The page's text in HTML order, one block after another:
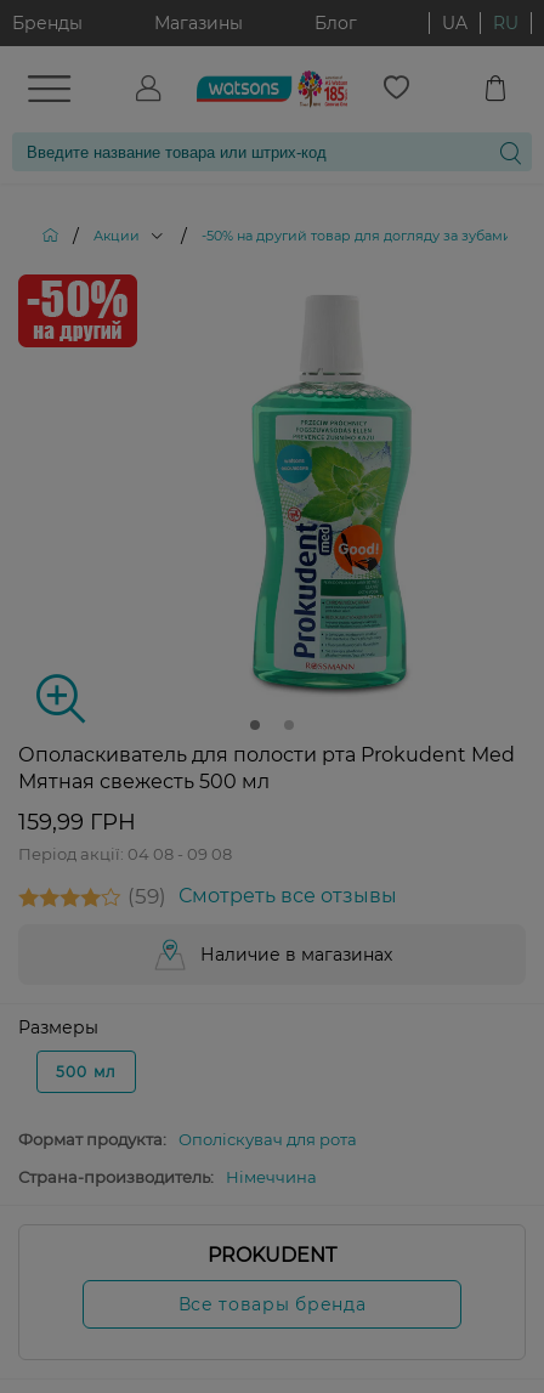
Бренды Магазины Блог UA RU
/ Акции / -50% на другий товар для догляду за зубами
Ополаскиватель для полости рта Prokudent Med
Мятная свежесть 500 мл
159,99 ГРН
Період акції: 04 08 - 09 08
59 Смотреть все отзывы
Наличие в магазинах
Размеры
500 мл
Формат продукта:
Ополіскувач для рота
Страна-производитель:
Німеччина
PROKUDENT
Все товары бренда